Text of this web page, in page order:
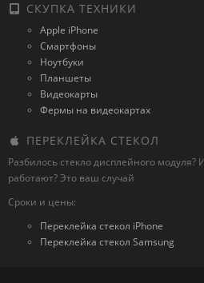
СКУПКА ТЕХНИКИ
Apple iPhone
Смартфоны
Ноутбуки
Планшеты
Видеокарты
Фермы на видеокартах
ПЕРЕКЛЕЙКА СТЕКОЛ
Разбилось стекло дисплейного
работают? Это ваш случай
Сроки и цены:
Переклейка стекол iPhone
Переклейка стекол Samsung